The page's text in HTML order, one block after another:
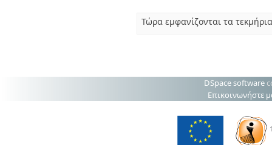
Τώρα εμφανίζονται τα
DSpace software
Επικοινωνήστε